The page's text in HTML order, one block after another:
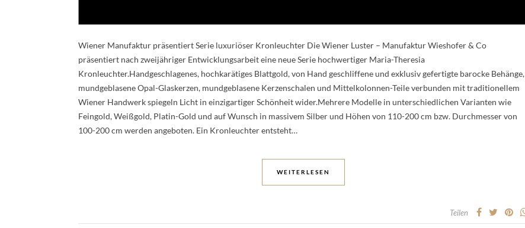
Wiener Manufaktur präsentiert Serie luxuriöser Kronleuchter Die Wiener Luster – Manufaktur Wieshofer & Co
präsentiert nach zweijähriger Entwicklungsarbeit eine neue Serie hochwertiger Maria-Theresia
Kronleuchter.Handgeschlagenes, hochkarätiges Blattgold, von Hand geschliffene und exklusiv gefertigte barocke Behänge,
mundgeblasene Opal-Glaskerzen, mundgeblasene Kerzenschalen und Mittelkolonnen-Teile verbunden mit traditionellem
Wiener Handwerk spiegeln Licht in einzigartiger Schönheit wider.Mehrere Modelle in unterschiedlichen Varianten wie
Feingold, Weißgold, Platin-Gold und auf Wunsch in massivem Silber und Höhen von 110-200 cm bzw. Durchmesser von
100-200 cm werden angeboten. Ein Kronleuchter entsteht…
WEITERLESEN
Teilen